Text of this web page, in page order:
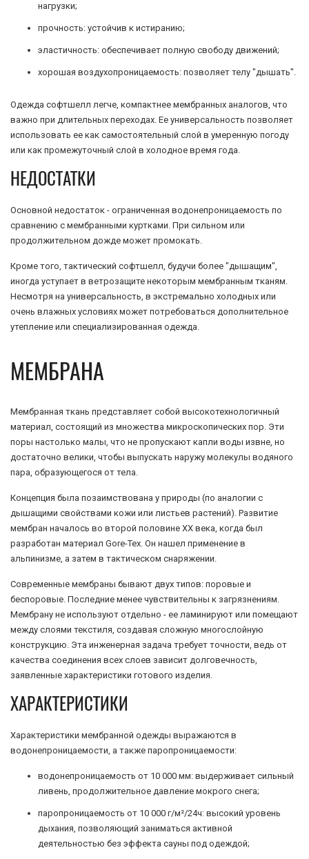
нагрузки;
прочность: устойчив к истиранию;
эластичность: обеспечивает полную свободу движений;
хорошая воздухопроницаемость: позволяет телу "дышать".
Одежда софтшелл легче, компактнее мембранных аналогов, что
важно при длительных переходах. Ее универсальность позволяет
использовать ее как самостоятельный слой в умеренную погоду
или как промежуточный слой в холодное время года.
НЕДОСТАТКИ
Основной недостаток - ограниченная водонепроницаемость по
сравнению с мембранными куртками. При сильном или
продолжительном дожде может промокать.
Кроме того, тактический софтшелл, будучи более "дышащим",
иногда уступает в ветрозащите некоторым мембранным тканям.
Несмотря на универсальность, в экстремально холодных или
очень влажных условиях может потребоваться дополнительное
утепление или специализированная одежда.
МЕМБРАНА
Мембранная ткань представляет собой высокотехнологичный
материал, состоящий из множества микроскопических пор. Эти
поры настолько малы, что не пропускают капли воды извне, но
достаточно велики, чтобы выпускать наружу молекулы водяного
пара, образующегося от тела.
Концепция была позаимствована у природы (по аналогии с
дышащими свойствами кожи или листьев растений). Развитие
мембран началось во второй половине XX века, когда был
разработан материал Gore-Tex. Он нашел применение в
альпинизме, а затем в тактическом снаряжении.
Современные мембраны бывают двух типов: поровые и
беспоровые. Последние менее чувствительны к загрязнениям.
Мембрану не используют отдельно - ее ламинируют или помещают
между слоями текстиля, создавая сложную многослойную
конструкцию. Эта инженерная задача требует точности, ведь от
качества соединения всех слоев зависит долговечность,
заявленные характеристики готового изделия.
ХАРАКТЕРИСТИКИ
Характеристики мембранной одежды выражаются в
водонепроницаемости, а также паропроницаемости:
водонепроницаемость от 10 000 мм: выдерживает сильный
ливень, продолжительное давление мокрого снега;
паропроницаемость от 10 000 г/м²/24ч: высокий уровень
дыхания, позволяющий заниматься активной
деятельностью без эффекта сауны под одеждой;